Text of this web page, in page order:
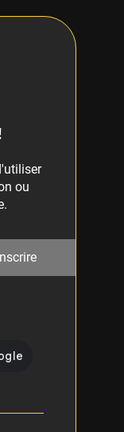
ou